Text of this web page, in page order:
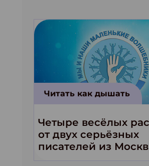
Читать как дышать
Четыре весёлых
от двух серьёзных
писателей из